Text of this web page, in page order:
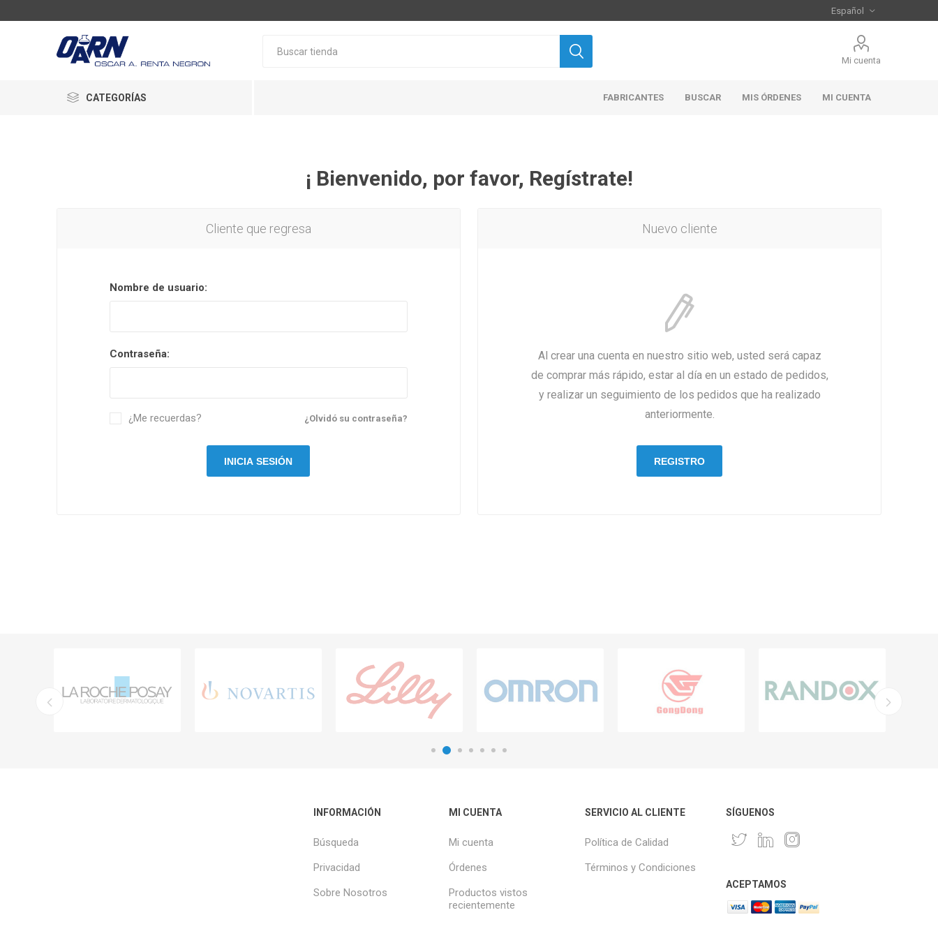
Mi cuenta
CATEGORÍAS FABRICANTES BUSCAR MIS ÓRDENES MI CUENTA
¡ Bienvenido, por favor, Regístrate!
Nuevo cliente
Al crear una cuenta en nuestro sitio web, usted será capaz
de comprar más rápido, estar al día en un estado de pedidos,
y realizar un seguimiento de los pedidos que ha realizado
anteriormente.
Cliente que regresa
Nombre de usuario:
Contraseña:
¿Olvidó su contraseña?
¿Me recuerdas?
INFORMACIÓN
Búsqueda
Privacidad
Sobre Nosotros
MI CUENTA
Mi cuenta
Órdenes
Productos vistos
recientemente
SERVICIO AL CLIENTE
Política de Calidad
Términos y Condiciones
SÍGUENOS
ACEPTAMOS